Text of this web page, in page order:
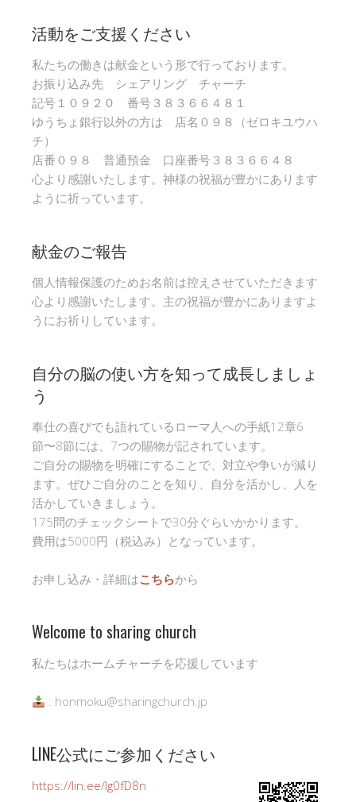
活動をご支援ください
私たちの働きは献金という形で行っております。
お振り込み先 シェアリング チャーチ
記号１０９２０ 番号３８３６６４８１
ゆうちょ銀行以外の方は 店名０９８（ゼロキユウハ
チ）
店番０９８ 普通預金 口座番号３８３６６４８
心より感謝いたします。神様の祝福が豊かにあります
ように祈っています。
献金のご報告
個人情報保護のためお名前は控えさせていただきます
心より感謝いたします。主の祝福が豊かにありますよ
うにお祈りしています。
自分の脳の使い方を知って成長しましょ
う
奉仕の喜びでも語れているローマ人への手紙12章6
節〜8節には、7つの賜物が記されています。
ご自分の賜物を明確にすることで、対立や争いが減り
ます。ぜひご自分のことを知り、自分を活かし、人を
活かしていきましょう。
175問のチェックシートで30分ぐらいかかります。
費用は5000円（税込み）となっています。
お申し込み・詳細はこちらから
Welcome to sharing church
私たちはホームチャーチを応援しています
: honmoku@sharingchurch.jp
LINE公式にご参加ください
https://lin.ee/Ig0fD8n